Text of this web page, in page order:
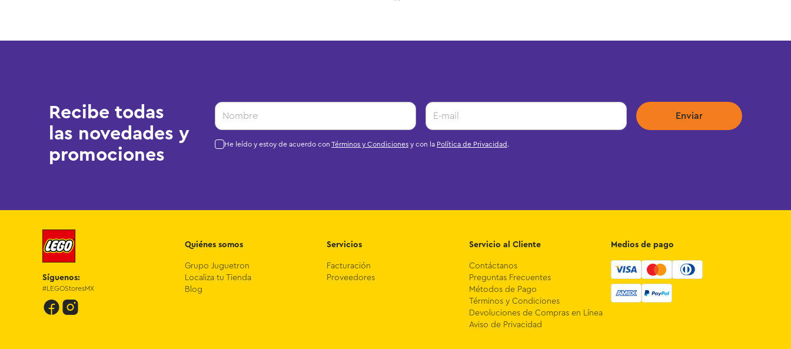
Recibe todas
las novedades y
promociones
Enviar
He leído y estoy de acuerdo con Términos y Condiciones y con la Política de Privacidad .
Síguenos:
#LEGOStoresMX
Quiénes somos
Grupo Juguetron
Localiza tu Tienda
Blog
Servicios
Facturación
Proveedores
Servicio al Cliente
Contáctanos
Preguntas Frecuentes
Métodos de Pago
Términos y Condiciones
Devoluciones de Compras en Línea
Aviso de Privacidad
Medios de pago